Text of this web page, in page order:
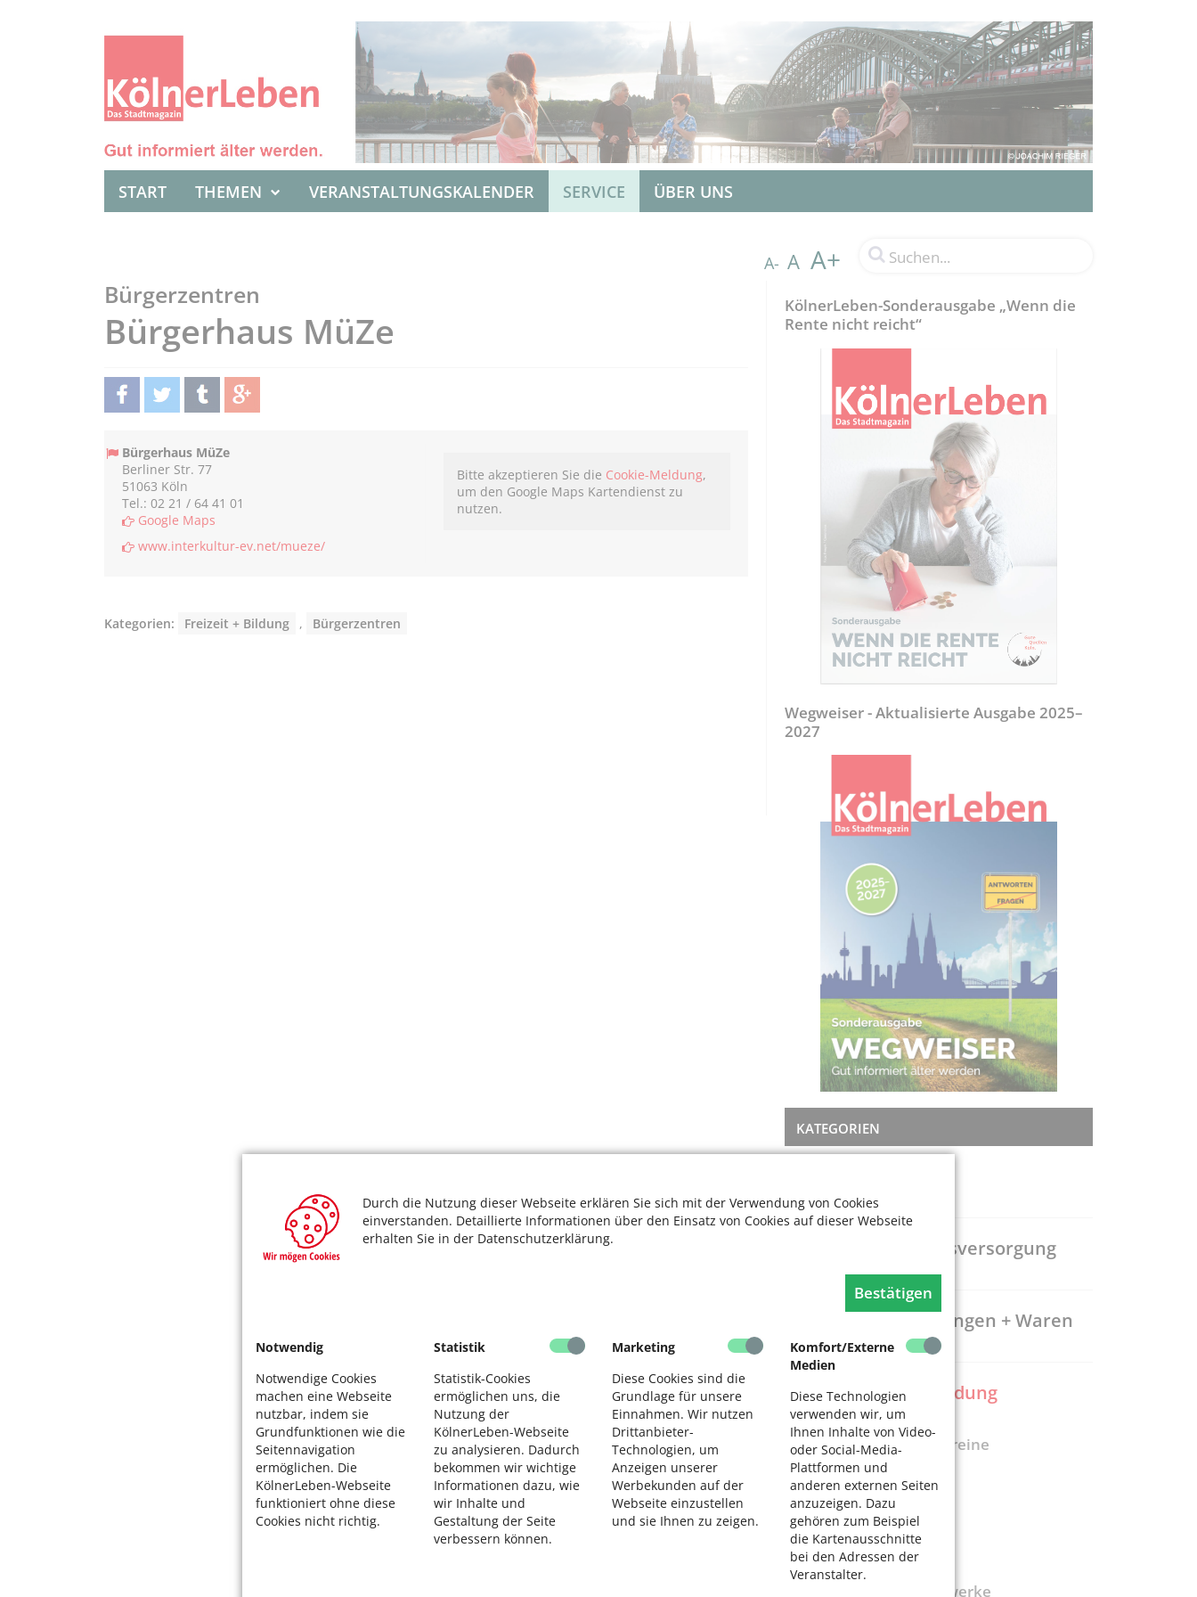
Durch die Nutzung dieser Webseite erklären Sie sich mit der Verwendung von Cookies
einverstanden. Detaillierte Informationen über den Einsatz von Cookies auf dieser Webseite
erhalten Sie in der Datenschutzerklärung.
Bestätigen
Notwendig
Notwendige Cookies
machen eine Webseite
nutzbar, indem sie
Grundfunktionen wie die
Seitennavigation
ermöglichen. Die
KölnerLeben-Webseite
funktioniert ohne diese
Cookies nicht richtig.
Statistik
Statistik-Cookies
ermöglichen uns, die
Nutzung der
KölnerLeben-Webseite
zu analysieren. Dadurch
bekommen wir wichtige
Informationen dazu, wie
wir Inhalte und
Gestaltung der Seite
verbessern können.
Marketing
Diese Cookies sind die
Grundlage für unsere
Einnahmen. Wir nutzen
Drittanbieter-
Technologien, um
Anzeigen unserer
Werbekunden auf der
Webseite einzustellen
und sie Ihnen zu zeigen.
Komfort/Externe
Medien
Diese Technologien
verwenden wir, um
Ihnen Inhalte von Video-
oder Social-Media-
Plattformen und
anderen externen Seiten
anzuzeigen. Dazu
gehören zum Beispiel
die Kartenausschnitte
bei den Adressen der
Veranstalter.
START THEMEN VERANSTALTUNGSKALENDER SERVICE ÜBER UNS
A- A A+
Bürgerzentren
Bürgerhaus MüZe
Bürgerhaus MüZe
Berliner Str. 77
51063 Köln
Tel.: 02 21 / 64 41 01
Google Maps
www.interkultur-ev.net/mueze/
Bitte akzeptieren Sie die Cookie-Meldung,
um den Google Maps Kartendienst zu
nutzen.
Kategorien: Freizeit + Bildung , Bürgerzentren
KölnerLeben-Sonderausgabe „Wenn die
Rente nicht reicht“
Wegweiser - Aktualisierte Ausgabe 2025–
2027
KATEGORIEN
Gesundheitsversorgung
Dienstleistungen + Waren
Freizeit + Bildung
Ehrenamt / Vereine
Bürgerzentren
Kino
Museen
Musik
SeniorenNetzwerke